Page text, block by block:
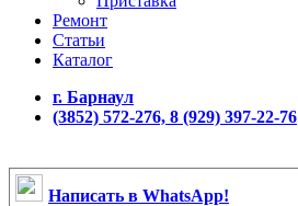
Ремонт
Статьи
Каталог
г. Барнаул
(3852) 572-276, 8 (929) 397-22-76
Написать в WhatsApp!